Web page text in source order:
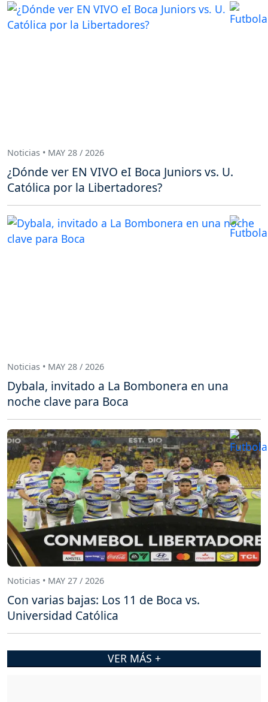
Noticias • MAY 28 / 2026
¿Dónde ver EN VIVO eI Boca Juniors vs. U.
Católica por la Libertadores?
Noticias • MAY 28 / 2026
Dybala, invitado a La Bombonera en una
noche clave para Boca
Noticias • MAY 27 / 2026
Con varias bajas: Los 11 de Boca vs.
Universidad Católica
VER MÁS +